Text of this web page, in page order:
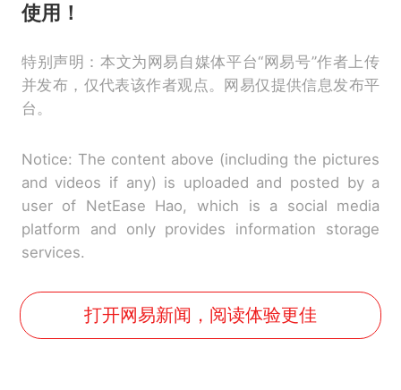
使用！
特别声明：本文为网易自媒体平台“网易号”作者上传
并发布，仅代表该作者观点。网易仅提供信息发布平
台。
Notice: The content above (including the pictures
and videos if any) is uploaded and posted by a
user of NetEase Hao, which is a social media
platform and only provides information storage
services.
打开网易新闻，阅读体验更佳